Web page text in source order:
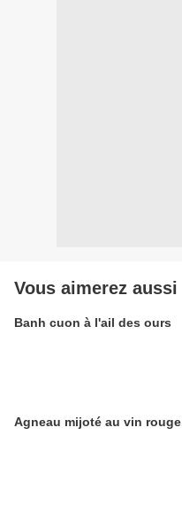
Vous aimerez aussi
Banh cuon à l'ail des ours
Agneau mijoté au vin rouge